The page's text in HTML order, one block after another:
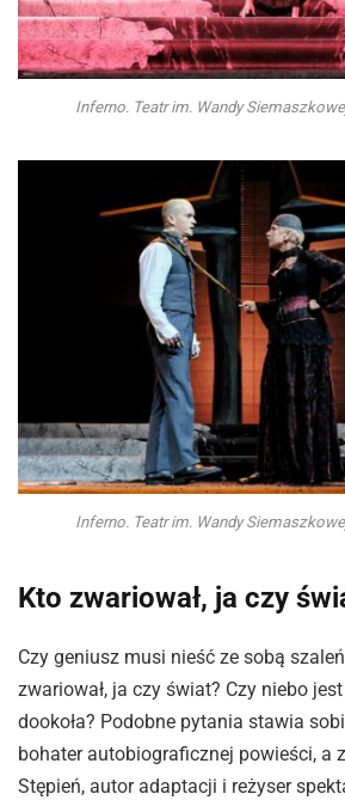
Inferno. Teatr im. Wandy
Inferno. Teatr im. Wandy
Kto zwariował, ja czy
Czy geniusz musi nieść ze sobą
zwariował, ja czy świat? Czy niebo
dookoła? Podobne pytania stawia
bohater autobiograficznej powieści, a
Stępień, autor adaptacji i reżyser